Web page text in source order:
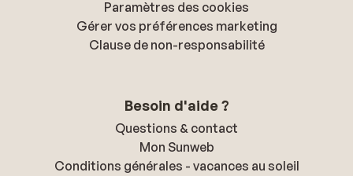
Paramètres des cookies
Gérer vos préférences marketing
Clause de non-responsabilité
Besoin d'aide ?
Questions & contact
Mon Sunweb
Conditions générales - vacances au soleil